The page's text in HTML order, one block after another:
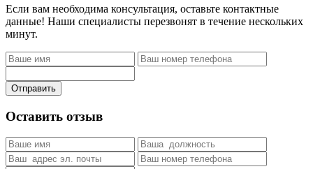
Если вам необходима консультация, оставьте контактные
данные! Наши специалисты перезвонят в течение нескольких
минут.
Отправить
Оставить отзыв